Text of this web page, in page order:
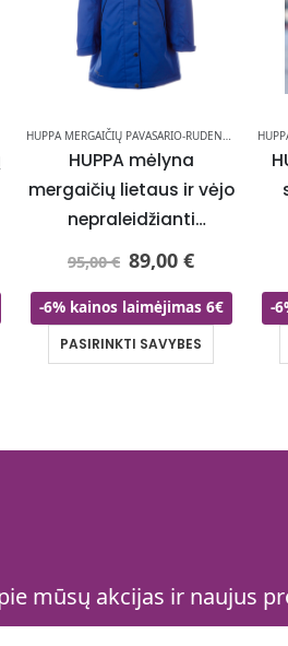
HUPPA mėlyna
mergaičių lietaus ir vėjo
nepraleidžianti
pavasario-rudens
striukė 40 gr su
apšiltinimu – DABAR
NAUJAI
95,00€ 89,00€
-6% kainos laimėjimas 6€
PASIRINKTI SAVYBES
-
mūsų akcijas ir naujus